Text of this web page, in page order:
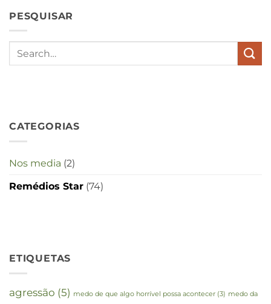
in
PESQUISAR
CATEGORIAS
Nos media (2)
Remédios Star (74)
ETIQUETAS
agressão (5) medo de que algo horrível possa acontecer (3) medo da